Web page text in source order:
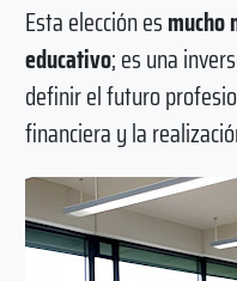
Esta elección esmucho
educativo; es una
definir el futuro
financiera y la